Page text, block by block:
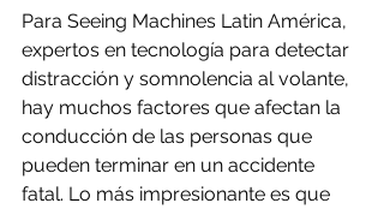
Para Seeing Machines Latin América,
expertos en tecnología para detectar
distracción y somnolencia al volante,
hay muchos factores que afectan la
conducción de las personas que
pueden terminar en un accidente
fatal. Lo más impresionante es que